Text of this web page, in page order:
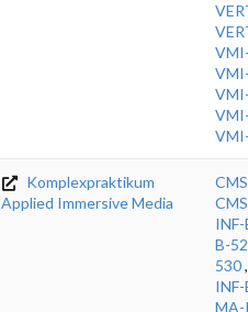
Komplexpraktikum
Applied Immersive Media
B-
530
MA-